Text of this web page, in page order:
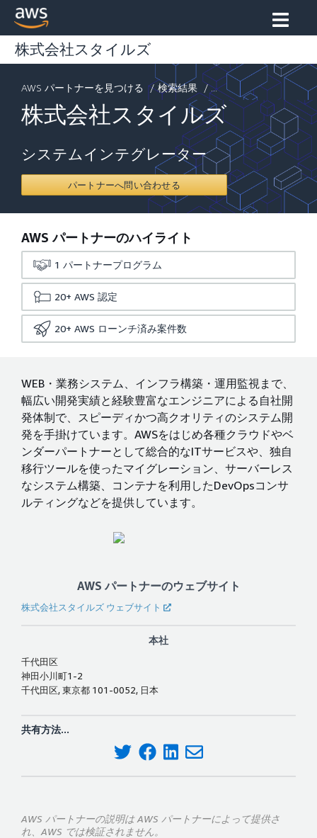
株式会社スタイルズ
AWS パートナーを見つける / 検索結果 / ...
株式会社スタイルズ
システムインテグレーター
パートナーへ問い合わせる
AWS パートナーのハイライト
1 パートナープログラム
20+ AWS 認定
20+ AWS ローンチ済み案件数
WEB・業務システム、インフラ構築・運用監視まで、
幅広い開発実績と経験豊富なエンジニアによる自社開
発体制で、スピーディかつ高クオリティのシステム開
発を手掛けています。AWSをはじめ各種クラウドやベ
ンダーパートナーとして総合的なITサービスや、独自
移行ツールを使ったマイグレーション、サーバーレス
なシステム構築、コンテナを利用したDevOpsコンサ
ルティングなどを提供しています。
AWS パートナーのウェブサイト
株式会社スタイルズ ウェブサイト
本社
千代田区
神田小川町1-2
千代田区, 東京都 101-0052, 日本
共有方法...
AWS パートナーの説明は AWS パートナーによって提供さ
れ、AWS では検証されません。